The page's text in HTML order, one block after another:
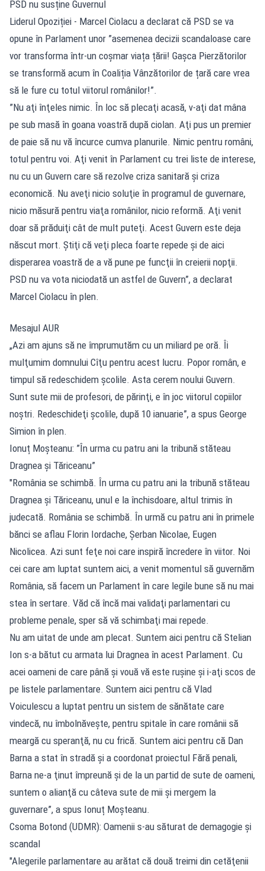
PSD nu susține Guvernul
Liderul Opoziției - Marcel Ciolacu a declarat că PSD se va
opune în Parlament unor ”asemenea decizii scandaloase care
vor transforma într-un coșmar viața țării! Gașca Pierzătorilor
se transformă acum în Coaliția Vânzătorilor de țară care vrea
să le fure cu totul viitorul românilor!”.
”Nu aţi înţeles nimic. În loc să plecaţi acasă, v-aţi dat mâna
pe sub masă în goana voastră după ciolan. Aţi pus un premier
de paie să nu vă încurce cumva planurile. Nimic pentru români,
totul pentru voi. Aţi venit în Parlament cu trei liste de interese,
nu cu un Guvern care să rezolve criza sanitară şi criza
economică. Nu aveţi nicio soluţie în programul de guvernare,
nicio măsură pentru viaţa românilor, nicio reformă. Aţi venit
doar să prăduiţi cât de mult puteţi. Acest Guvern este deja
născut mort. Ştiţi că veţi pleca foarte repede şi de aici
disperarea voastră de a vă pune pe funcţii în creierii nopţii.
PSD nu va vota niciodată un astfel de Guvern”, a declarat
Marcel Ciolacu în plen.
Mesajul AUR
„Azi am ajuns să ne împrumutăm cu un miliard pe oră. Îi
mulţumim domnului Cîţu pentru acest lucru. Popor român, e
timpul să redeschidem şcolile. Asta cerem noului Guvern.
Sunt sute mii de profesori, de părinţi, e în joc viitorul copiilor
noştri. Redeschideţi şcolile, după 10 ianuarie”, a spus George
Simion în plen.
Ionuț Moșteanu: ”În urma cu patru ani la tribună stăteau
Dragnea şi Tăriceanu”
"România se schimbă. În urma cu patru ani la tribună stăteau
Dragnea şi Tăriceanu, unul e la închisdoare, altul trimis în
judecată. România se schimbă. În urmă cu patru ani în primele
bănci se aflau Florin Iordache, Şerban Nicolae, Eugen
Nicolicea. Azi sunt feţe noi care inspiră încredere în viitor. Noi
cei care am luptat suntem aici, a venit momentul să guvernăm
România, să facem un Parlament în care legile bune să nu mai
stea în sertare. Văd că încă mai validaţi parlamentari cu
probleme penale, sper să vă schimbaţi mai repede.
Nu am uitat de unde am plecat. Suntem aici pentru că Stelian
Ion s-a bătut cu armata lui Dragnea în acest Parlament. Cu
acei oameni de care până şi vouă vă este ruşine şi i-aţi scos de
pe listele parlamentare. Suntem aici pentru că Vlad
Voiculescu a luptat pentru un sistem de sănătate care
vindecă, nu îmbolnăveşte, pentru spitale în care românii să
meargă cu speranţă, nu cu frică. Suntem aici pentru că Dan
Barna a stat în stradă şi a coordonat proiectul Fără penali,
Barna ne-a ţinut împreună şi de la un partid de sute de oameni,
suntem o alianţă cu câteva sute de mii şi mergem la
guvernare”, a spus Ionuț Moşteanu.
Csoma Botond (UDMR): Oamenii s-au săturat de demagogie şi
scandal
"Alegerile parlamentare au arătat că două treimi din cetăţenii